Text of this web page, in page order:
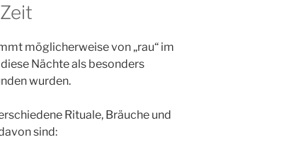
möglicherweise von „rau“ im
Nächte als besonders
wurden.
Rituale, Bräuche und
sind: